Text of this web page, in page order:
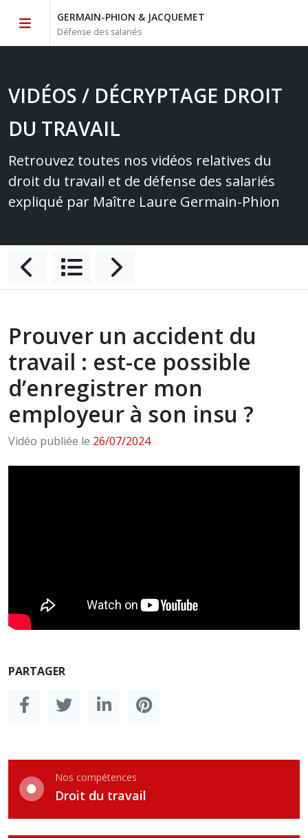
GERMAIN-PHION & JACQUEMET
Défense des salariés
VIDÉOS / DÉCRYPTAGE DROIT
DU TRAVAIL
Retrouvez toutes nos vidéos relatives du
droit du travail et de défense des salariés
expliqué par Maître Laure Germain-Phion
Prouver un accident du
travail : est-ce possible
d’enregistrer mon
employeur à son insu ?
Vidéo publiée le 26/07/2024
PARTAGER
Nos compétences
Droit du travail